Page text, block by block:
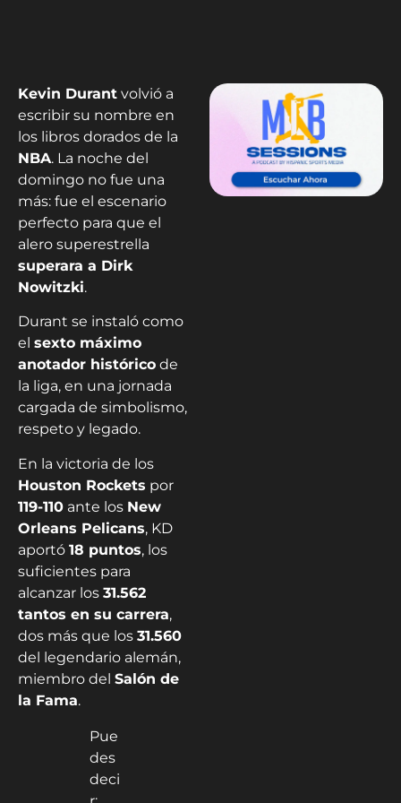
Kevin Durant volvió a
escribir su nombre en
los libros dorados de la
NBA. La noche del
domingo no fue una
más: fue el escenario
perfecto para que el
alero superestrella
superara a Dirk
Nowitzki.
Durant se instaló como
el sexto máximo
anotador histórico de
la liga, en una jornada
cargada de simbolismo,
respeto y legado.
En la victoria de los
Houston Rockets por
119-110 ante los New
Orleans Pelicans, KD
aportó 18 puntos, los
suficientes para
alcanzar los 31.562
tantos en su carrera,
dos más que los 31.560
del legendario alemán,
miembro del Salón de
la Fama.
Pue
des
deci